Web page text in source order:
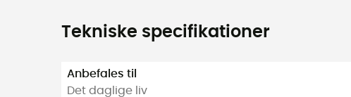
Tekniske specifikationer
Anbefales til
Det daglige liv